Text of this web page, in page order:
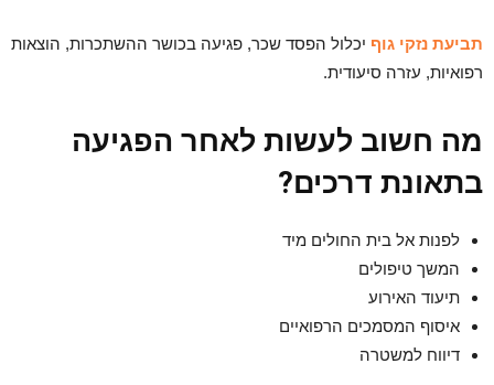
תביעת נזקי גוף יכלול הפסד שכר, פגיעה בכושר ההשתכרות, הוצאות
רפואיות, עזרה סיעודית.
מה חשוב לעשות לאחר הפגיעה
בתאונת דרכים?
לפנות אל בית החולים מיד
המשך טיפולים
תיעוד האירוע
איסוף המסמכים הרפואיים
דיווח למשטרה